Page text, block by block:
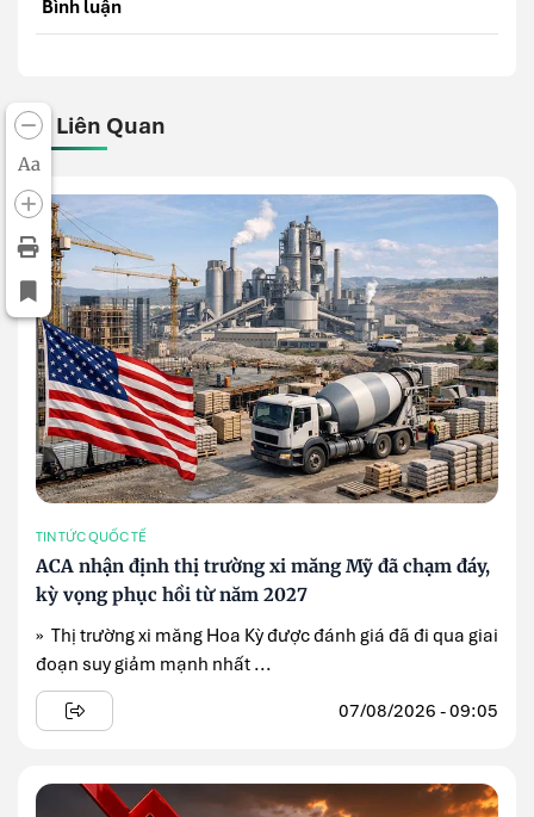
Aa
Bình luận
Bài Liên Quan
TIN TỨC QUỐC TẾ
ACA nhận định thị trường xi măng Mỹ đã chạm đáy,
kỳ vọng phục hồi từ năm 2027
» Thị trường xi măng Hoa Kỳ được đánh giá đã đi qua giai
đoạn suy giảm mạnh nhất ...
07/08/2026 - 09:05